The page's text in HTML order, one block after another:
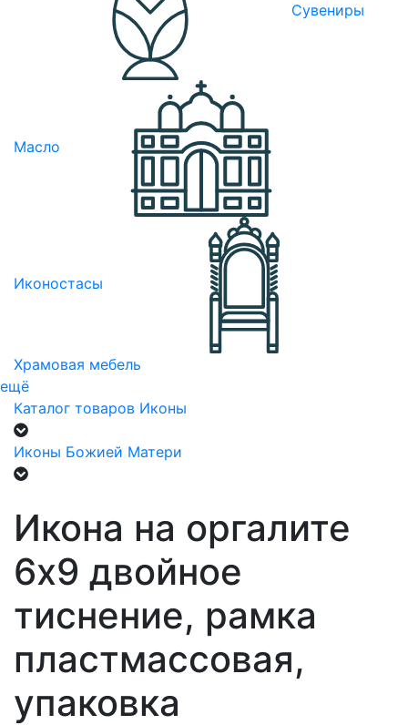
Сувениры
Масло
Иконостасы
Храмовая мебель
ещё
Каталог товаров Иконы
Иконы Божией Матери
Икона на оргалите
6х9 двойное
тиснение, рамка
пластмассовая,
упаковка